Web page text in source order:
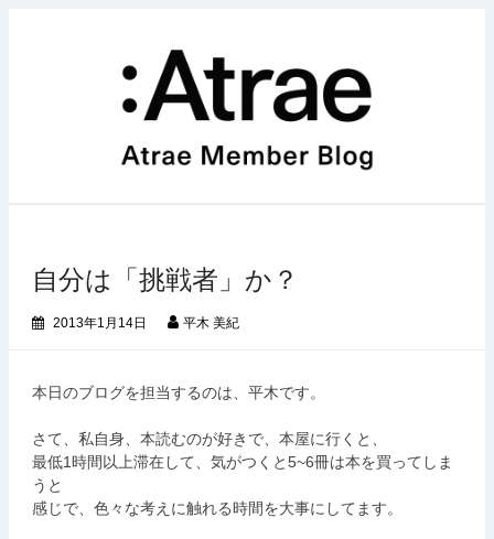
自分は「挑戦者」か？
2013年1月14日 平木 美紀
本日のブログを担当するのは、平木です。
さて、私自身、本読むのが好きで、本屋に行くと、
最低1時間以上滞在して、気がつくと5~6冊は本を買ってしま
うと
感じで、色々な考えに触れる時間を大事にしてます。